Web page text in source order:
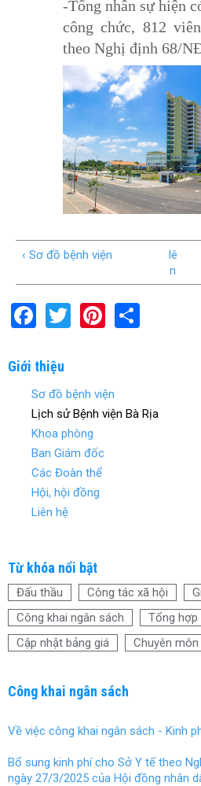
-Tổng nhân sự hiện
công chức, 812
theo Nghị định 68/
‹ Sơ đồ bệnh viện
lê
n
F
a
ce
b
o
o
k
T
wi
er
Pi
nt
es
t
Giới thiệu
Sơ đồ bệnh viện
Lịch sử Bệnh viện Bà Rịa
Khoa phòng
Ban Giám đốc
Các Đoàn thể
Hội, hội đồng
Liên hệ
Từ khóa nổi bật
Đấu thầu Công tác xã hội
Công khai ngân sách
Tổng hợp
Cập nhật bảng giá
Chuyên môn
Công khai ngân sách
Về việc công khai ngân sách - Kinh
Bổ sung kinh phí cho Sở Y tế theo
ngày 27/3/2025 của Hội đồng nhân